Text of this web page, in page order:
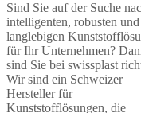
Sind Sie auf der Suche
intelligenten, robusten und
langlebigen
für Ihr Unternehmen?
sind Sie bei swissplast
Wir sind ein Schweizer
Hersteller für
Kunststofflösungen, die